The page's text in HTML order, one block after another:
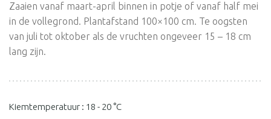
Zaaien vanaf maart-april binnen in potje of vanaf half mei
in de vollegrond. Plantafstand 100×100 cm. Te oogsten
van juli tot oktober als de vruchten ongeveer 15 – 18 cm
lang zijn.
Kiemtemperatuur : 18 - 20 °C